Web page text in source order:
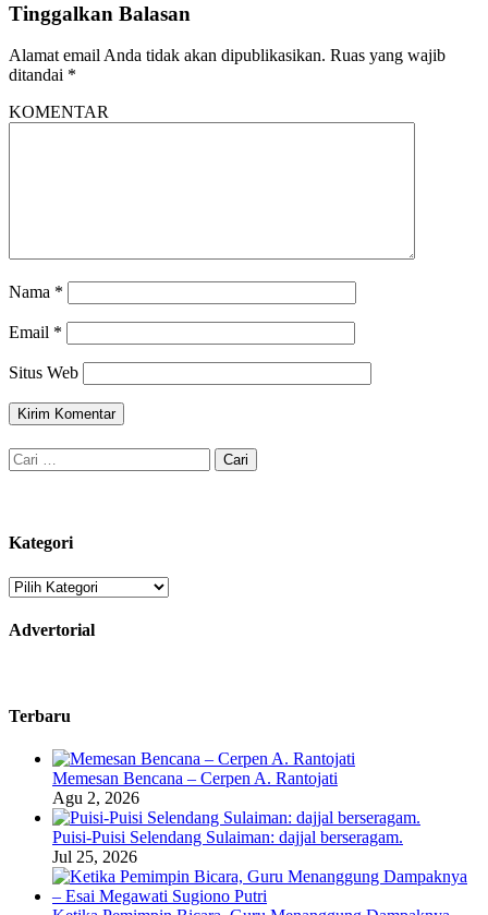
Tinggalkan Balasan
Alamat email Anda tidak akan dipublikasikan. Ruas yang wajib
ditandai *
KOMENTAR
Nama *
Email *
Situs Web
Cari
untuk:
Kategori
Kategori
Advertorial
Terbaru
Memesan Bencana – Cerpen A. Rantojati
Agu 2, 2026
Puisi-Puisi Selendang Sulaiman: dajjal berseragam.
Jul 25, 2026